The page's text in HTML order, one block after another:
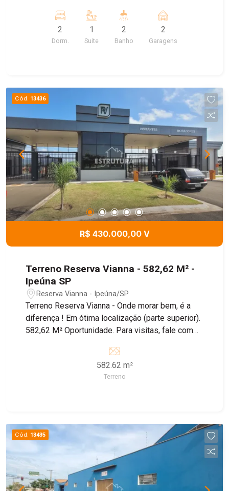
2
Dorm.
1
Suite
2
Banho
2
Garagens
Cód. 13436
R$ 430.000,00 V
Terreno Reserva Vianna - 582,62 M² -
Ipeúna SP
Reserva Vianna - Ipeúna/SP
Terreno Reserva Vianna - Onde morar bem, é a
diferença ! Em ótima localização (parte superior).
582,62 M² Oportunidade. Para visitas, fale com
582.62 m²
Terreno
Cód. 13435